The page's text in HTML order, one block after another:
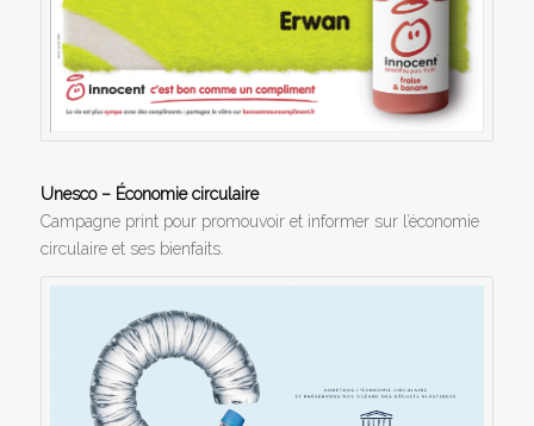
Unesco – Économie circulaire
Campagne print pour promouvoir et informer sur l’économie
circulaire et ses bienfaits.